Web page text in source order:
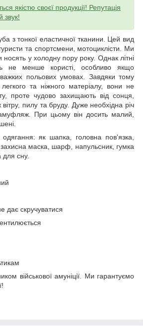
якістю своєї продукції! Репутація
звук!
з тонкої еластичної тканини. Цей вид
та спортсмени, мотоциклісти. Ми
у холодну пору року. Однак літні
не менше користі, особливо якщо
польових умовах. Завдяки тому
та ніжного матеріалу, вони не
проте чудово захищають від сонця,
пилу та бруду. Дуже необхідна річ
При цьому він досить малий,
одягання: як шапка, головна пов'язка,
маска, шарф, напульсник, гумка
для сну.
дає скручуватися
військової амуніції. Ми гарантуємо